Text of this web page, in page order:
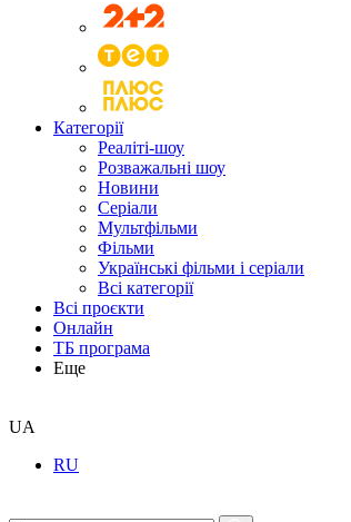
Категорії
Реаліті-шоу
Розважальні шоу
Новини
Серіали
Мультфільми
Фільми
Українські фільми і серіали
Всі категорії
Всі проєкти
Онлайн
ТБ програма
Еще
UA
RU